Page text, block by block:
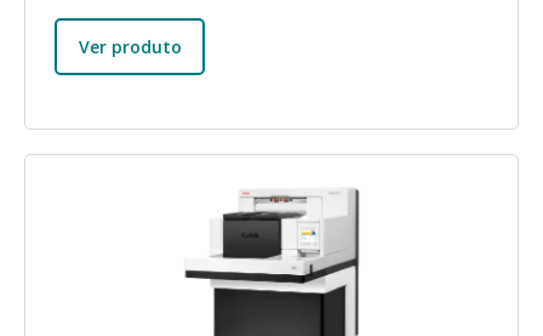
Ver produto